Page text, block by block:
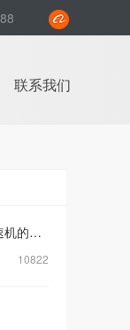
联系我们
我们来浅析谐波减速机和RV减速机的区别是什么？
10822